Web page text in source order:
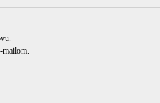
mailom.